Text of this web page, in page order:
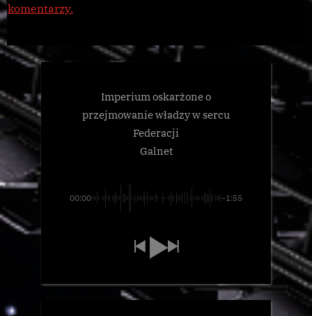
komentarzy.
Imperium oskarżone o
przejmowanie władzy w sercu
Federacji
Galnet
00:00 -1:55